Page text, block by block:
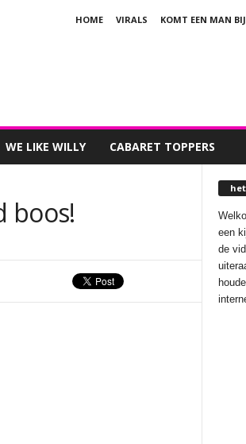
HOME VIRALS KOMT EEN MAN
WE LIKE WILLY CABARET TOPPERS
boos!
een
de